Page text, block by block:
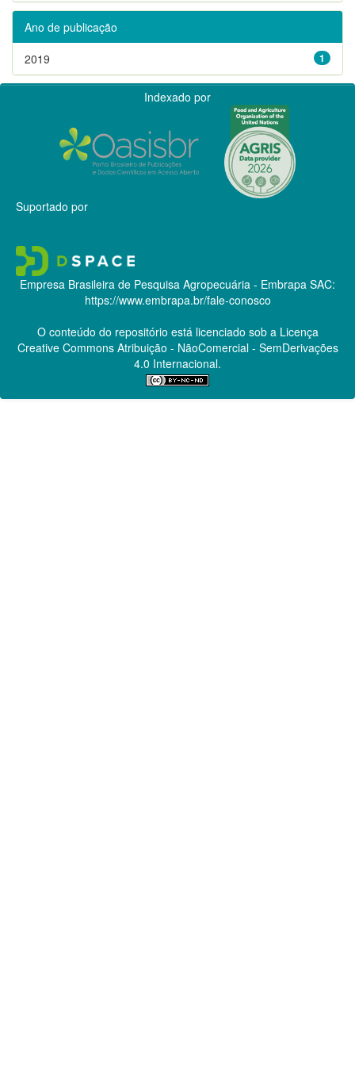
Ano de publicação
1
2019
Indexado por
Suportado por
Empresa Brasileira de Pesquisa Agropecuária - Embrapa SAC:
https://www.embrapa.br/fale-conosco
O conteúdo do repositório está licenciado sob a Licença
Creative CommonsAtribuição - NãoComercial - SemDerivações
4.0 Internacional.